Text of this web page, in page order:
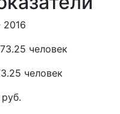
человек
человек